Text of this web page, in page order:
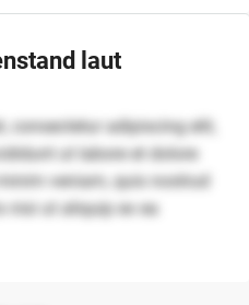
laut
consectetur adipiscing elit,
ut labore et dolore
veniam, quis nostrud
nisi ut aliquip ex ea